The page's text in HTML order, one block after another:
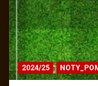
2024/25